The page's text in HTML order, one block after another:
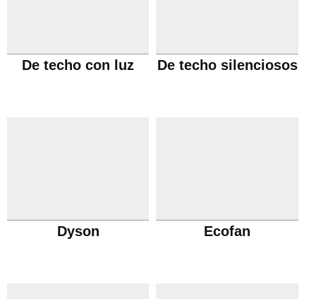
De techo con luz De techo silenciosos
Dyson Ecofan